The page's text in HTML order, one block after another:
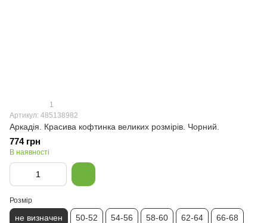
1
Артикул: 485138982
Аркадія. Красива кофтинка великих розмірів. Чорний.
774 грн
В наявності
Розмір
не визначен 50-52 54-56 58-60 62-64 66-68